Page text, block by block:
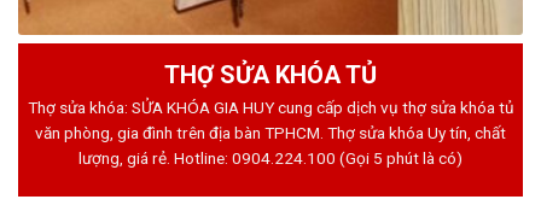
THỢ SỬA KHÓA TỦ
Thợ sửa khóa: SỬA KHÓA GIA HUY cung cấp dịch vụ thợ sửa khóa tủ
văn phòng, gia đình trên địa bàn TPHCM. Thợ sửa khóa Uy tín, chất
lượng, giá rẻ. Hotline: 0904.224.100 (Gọi 5 phút là có)